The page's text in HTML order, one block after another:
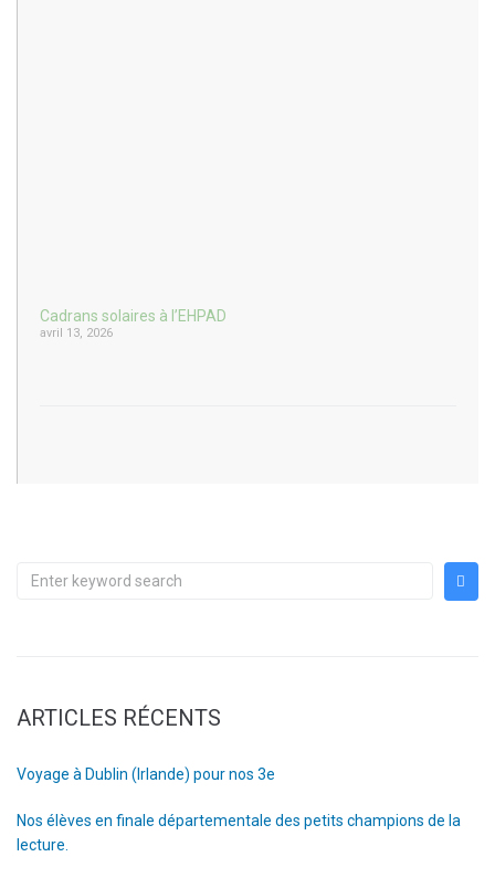
Cadrans solaires à l’EHPAD
avril 13, 2026
ARTICLES RÉCENTS
Voyage à Dublin (Irlande) pour nos 3e
Nos élèves en finale départementale des petits champions de la
lecture.